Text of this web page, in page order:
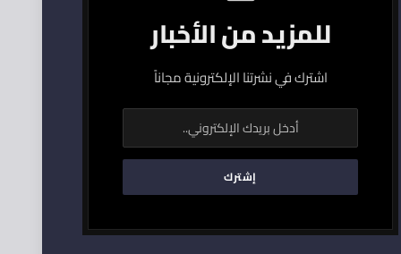
للمزيد من الأخبار
اشترك في نشرتنا الإلكترونية مجاناً